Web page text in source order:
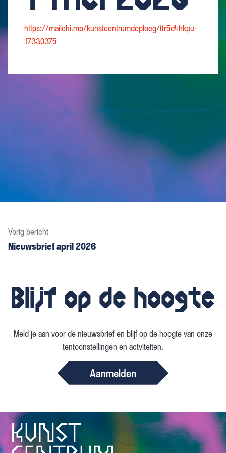
https://mailchi.mp/kunstcentrumdeploeg/ttr5d4hkpu-
17330375
Bericht navigatie
Vorig bericht
Nieuwsbrief april 2026
Blijf op de hoogte
Meld je aan voor de nieuwsbrief en blijf op de hoogte van onze
tentoonstellingen en actviteiten.
Aanmelden